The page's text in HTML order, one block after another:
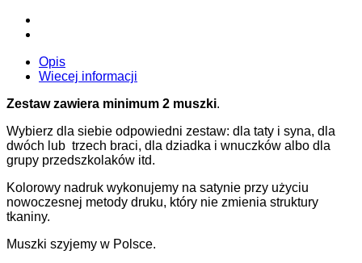
Opis
Wiecej informacji
Zestaw zawiera minimum 2 muszki.
Wybierz dla siebie odpowiedni zestaw: dla taty i syna, dla
dwóch lub trzech braci, dla dziadka i wnuczków albo dla
grupy przedszkolaków itd.
Kolorowy nadruk wykonujemy na satynie przy użyciu
nowoczesnej metody druku, który nie zmienia struktury
tkaniny.
Muszki szyjemy w Polsce.